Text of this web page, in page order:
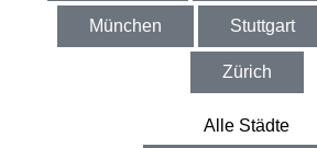
München Stuttgart
Zürich
Alle Städte